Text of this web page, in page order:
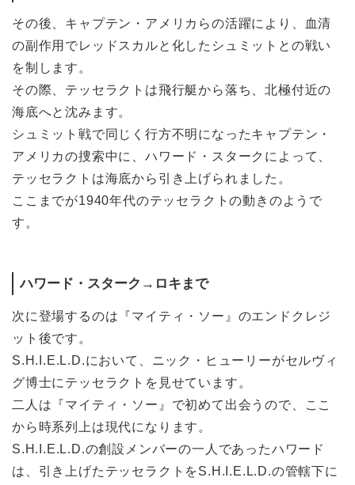
その後、キャプテン・アメリカらの活躍により、血清
の副作用でレッドスカルと化したシュミットとの戦い
を制します。
その際、テッセラクトは飛行艇から落ち、北極付近の
海底へと沈みます。
シュミット戦で同じく行方不明になったキャプテン・
アメリカの捜索中に、ハワード・スタークによって、
テッセラクトは海底から引き上げられました。
ここまでが1940年代のテッセラクトの動きのようで
す。
ハワード・スターク→ロキまで
次に登場するのは『マイティ・ソー』のエンドクレジ
ット後です。
S.H.I.E.L.D.において、ニック・ヒューリーがセルヴィ
グ博士にテッセラクトを見せています。
二人は『マイティ・ソー』で初めて出会うので、ここ
から時系列上は現代になります。
S.H.I.E.L.D.の創設メンバーの一人であったハワード
は、引き上げたテッセラクトをS.H.I.E.L.D.の管轄下に